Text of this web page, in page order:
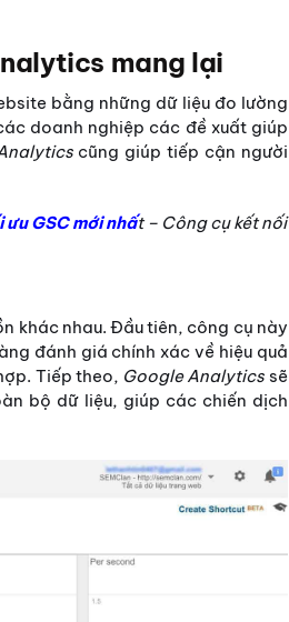
mang lại
bằng những dữ liệu đo lường
doanh nghiệp các đề xuất giúp
cũng giúp tiếp cận người
GSC mới nhất – Công cụ kết nối
khác nhau. Đầu tiên, công cụ này
đánh giá chính xác về hiệu quả
Tiếp theo, Google Analytics sẽ
bộ dữ liệu, giúp các chiến dịch